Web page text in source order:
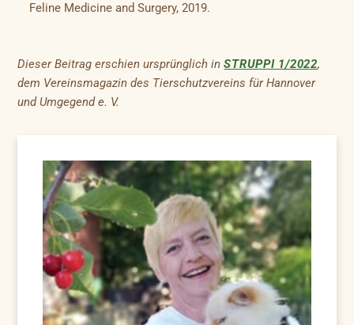
Feline Medicine and Surgery, 2019.
Dieser Beitrag erschien ursprünglich inSTRUPPI 1/2022,
dem Vereinsmagazin des Tierschutzvereins für Hannover
und Umgegend e. V.